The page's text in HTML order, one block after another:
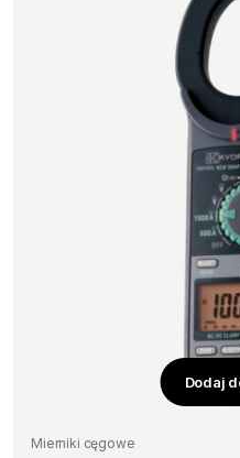
Dodaj
Mierniki cęgowe